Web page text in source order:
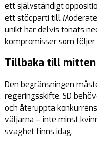
ett självständigt
ett stödparti till
unikt har delvis tonats
kompromisser som
Tillbaka till mitten
Den begränsningen
regeringsskifte. SD
och återuppta
väljarna – inte minst
svaghet finns idag.